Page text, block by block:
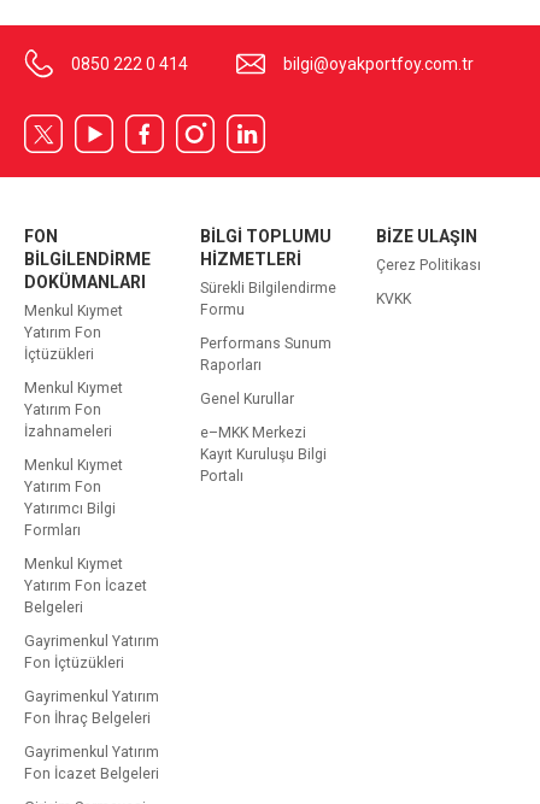
0850 222 0 414 bilgi@oyakportfoy.com.tr
FON
BİLGİLENDİRME
DOKÜMANLARI
Menkul Kıymet
Yatırım Fon
İçtüzükleri
Menkul Kıymet
Yatırım Fon
İzahnameleri
Menkul Kıymet
Yatırım Fon
Yatırımcı Bilgi
Formları
Menkul Kıymet
Yatırım Fon İcazet
Belgeleri
Gayrimenkul Yatırım
Fon İçtüzükleri
Gayrimenkul Yatırım
Fon İhraç Belgeleri
Gayrimenkul Yatırım
Fon İcazet Belgeleri
BİLGİ TOPLUMU
HİZMETLERİ
Sürekli Bilgilendirme
Formu
Performans Sunum
Raporları
Genel Kurullar
e–MKK Merkezi
Kayıt Kuruluşu Bilgi
Portalı
BİZE ULAŞIN
Çerez Politikası
KVKK